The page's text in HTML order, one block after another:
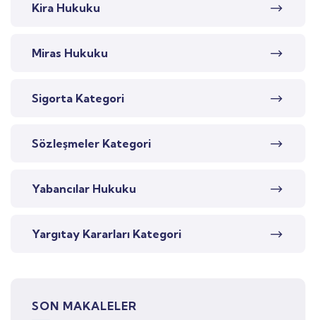
Kira Hukuku
Miras Hukuku
Sigorta Kategori
Sözleşmeler Kategori
Yabancılar Hukuku
Yargıtay Kararları Kategori
SON MAKALELER